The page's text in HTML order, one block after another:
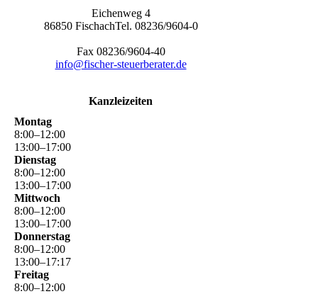
Eichenweg 4
86850 FischachTel. 08236/9604-0
Fax 08236/9604-40
info@fischer-steuerberater.de
Kanzleizeiten
Montag
8:00–12:00
13:00–17:00
Dienstag
8:00–12:00
13:00–17:00
Mittwoch
8:00–12:00
13:00–17:00
Donnerstag
8:00–12:00
13:00–17:17
Freitag
8:00–12:00